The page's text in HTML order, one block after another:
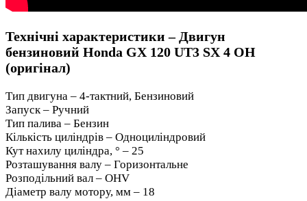
Технічні характеристики – Двигун
бензиновий Honda GX 120 UT3 SX 4 OH
(оригінал)
Тип двигуна – 4-тактний, Бензиновий
Запуск – Ручний
Тип палива – Бензин
Кількість циліндрів – Одноциліндровий
Кут нахилу циліндра, ° – 25
Розташування валу – Горизонтальне
Розподільний вал – OHV
Діаметр валу мотору, мм – 18